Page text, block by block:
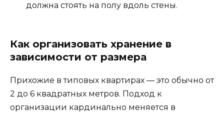
должна стоять на полу вдоль стены.
Как организовать хранение в
зависимости от размера
Прихожие в типовых квартирах — это обычно от
2 до 6 квадратных метров. Подход к
организации кардинально меняется в